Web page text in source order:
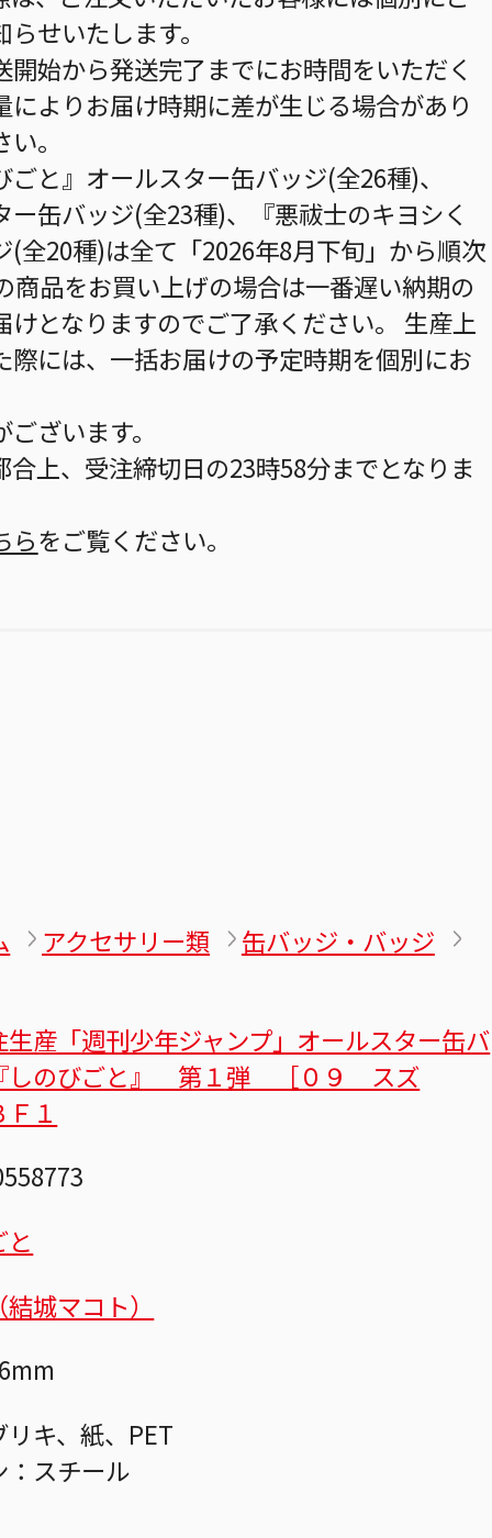
せいたします。
始から発送完了までにお時間をいただく
よりお届け時期に差が生じる場合があり
。
と』オールスター缶バッジ(全26種)、
缶バッジ(全23種)、『悪祓士のキヨシく
(全20種)は全て「2026年8月下旬」から順次
商品をお買い上げの場合は一番遅い納期の
となりますのでご了承ください。 生産上
には、一括お届けの予定時期を個別にお
ざいます。
上、受注締切日の23時58分までとなりま
らをご覧ください。
アクセサリー類 缶バッジ・バッジ
生産「週刊少年ジャンプ」オールスター缶バ
のびごと』 第１弾 ［０９ スズ
１
城マコト）
キ、紙、PET
：スチール